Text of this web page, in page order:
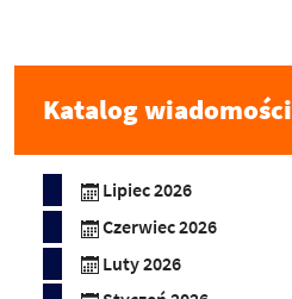
Katalog wiadomości
Lipiec 2026
Czerwiec 2026
Luty 2026